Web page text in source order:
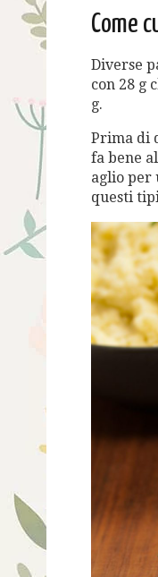
Come
Diverse
con 28 g
g.
Prima di
fa bene
aglio per
questi